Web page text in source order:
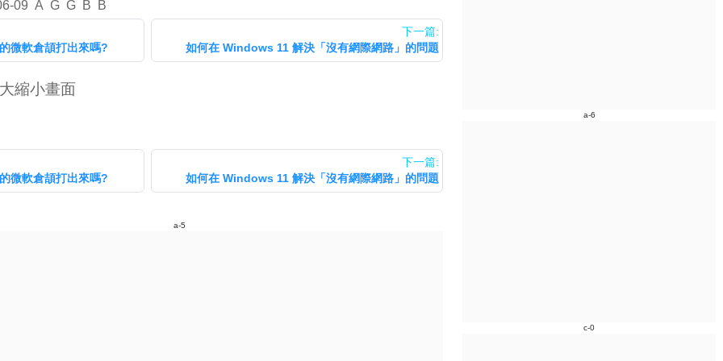
09 A G G B B
的微軟倉頡打出來嗎?
下一篇:
如何在 Windows 11 解決「沒有網際網路」的問題
縮小畫面
的微軟倉頡打出來嗎?
下一篇:
如何在 Windows 11 解決「沒有網際網路」的問題
a-5
a-6
c-0